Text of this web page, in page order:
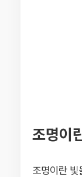
조명이
조명이란 빛